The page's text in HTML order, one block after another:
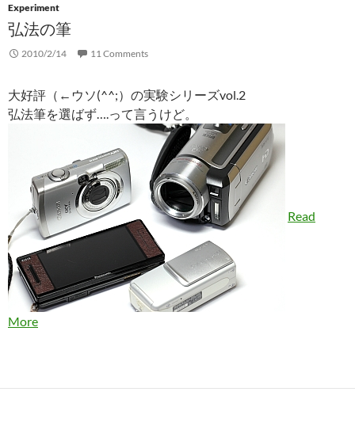
Experiment
弘法の筆
2010/2/14 11 Comments
大好評（←ウソ(^^;）の実験シリーズvol.2
弘法筆を選ばず….って言うけど。
Read
More